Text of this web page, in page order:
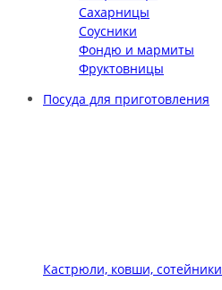
Сахарницы
Соусники
Фондю и мармиты
Фруктовницы
Посуда для приготовления
Кастрюли, ковши, сотейники